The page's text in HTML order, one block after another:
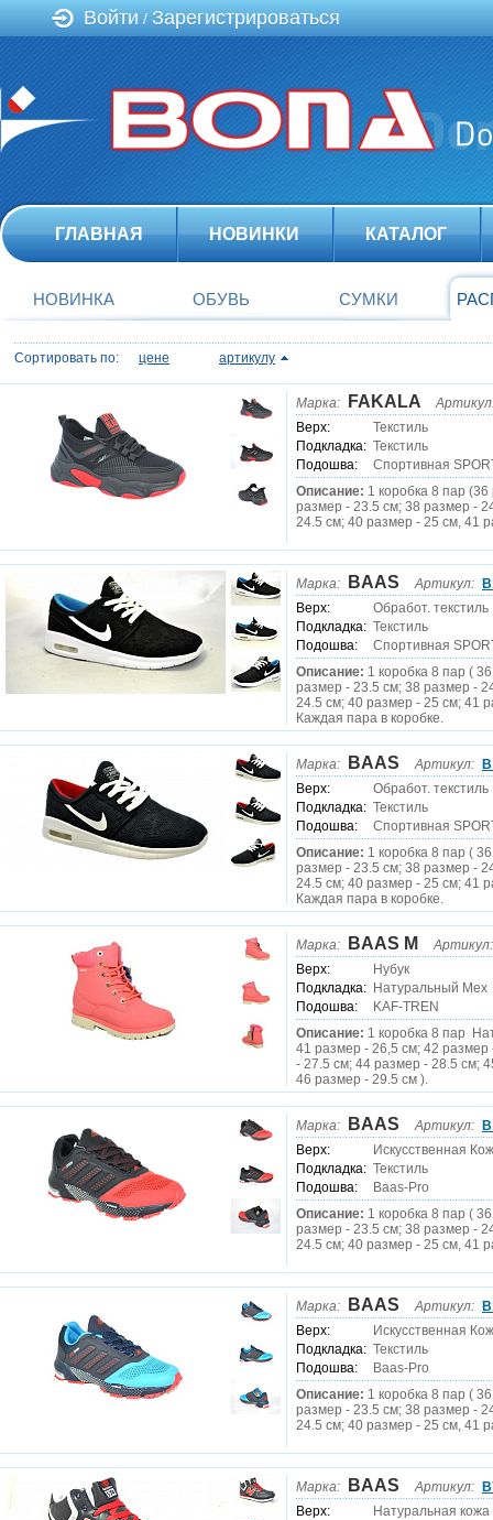
Войти / Зарегистрироваться
ГЛАВНАЯ НОВИНКИ КАТАЛОГ
НОВИНКА ОБУВЬ СУМКИ
Сортировать по: цене артикулу
Марка: FAKALA
Верх:
Текстиль
Подкладка: Текстиль
Подошва:
Спортивная
Описание: 1 коробка 8 пар
размер - 23.5 см; 38 размер -
24.5 см; 40 размер - 25 см, 41
Марка: BAAS Артикул:
Верх:
Обработ. текстиль
Подкладка: Текстиль
Подошва:
Спортивная
Описание: 1 коробка 8 пар (
размер - 23.5 см; 38 размер -
24.5 см; 40 размер - 25 см; 41
Каждая пара в коробке.
Марка: BAAS Артикул:
Верх:
Обработ. текстиль
Подкладка: Текстиль
Подошва:
Спортивная
Описание: 1 коробка 8 пар (
размер - 23.5 см; 38 размер -
24.5 см; 40 размер - 25 см; 41
Каждая пара в коробке.
Марка: BAAS M
Артикул:
Верх:
Нубук
Подкладка: Натуральный Мех
Подошва:
KAF-TREN
Описание: 1 коробка 8 пар
41 размер - 26,5 см; 42
- 27.5 см; 44 размер - 28.5 см;
46 размер - 29.5 см ).
Марка: BAAS Артикул:
Верх:
Искусственная
Подкладка: Текстиль
Подошва:
Baas-Pro
Описание: 1 коробка 8 пар (
размер - 23.5 см; 38 размер -
24.5 см; 40 размер - 25 см, 41
Марка: BAAS Артикул:
Верх:
Искусственная
Подкладка: Текстиль
Подошва:
Baas-Pro
Описание: 1 коробка 8 пар (
размер - 23.5 см; 38 размер -
24.5 см; 40 размер - 25 см, 41
Марка: BAAS Артикул:
Верх:
Натуральная кожа